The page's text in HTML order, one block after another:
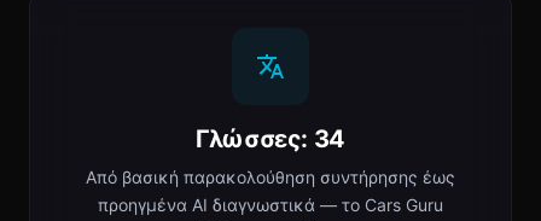
Γλώσσες: 34
Από βασική παρακολούθηση συντήρησης έως
προηγμένα AI διαγνωστικά — το Cars Guru